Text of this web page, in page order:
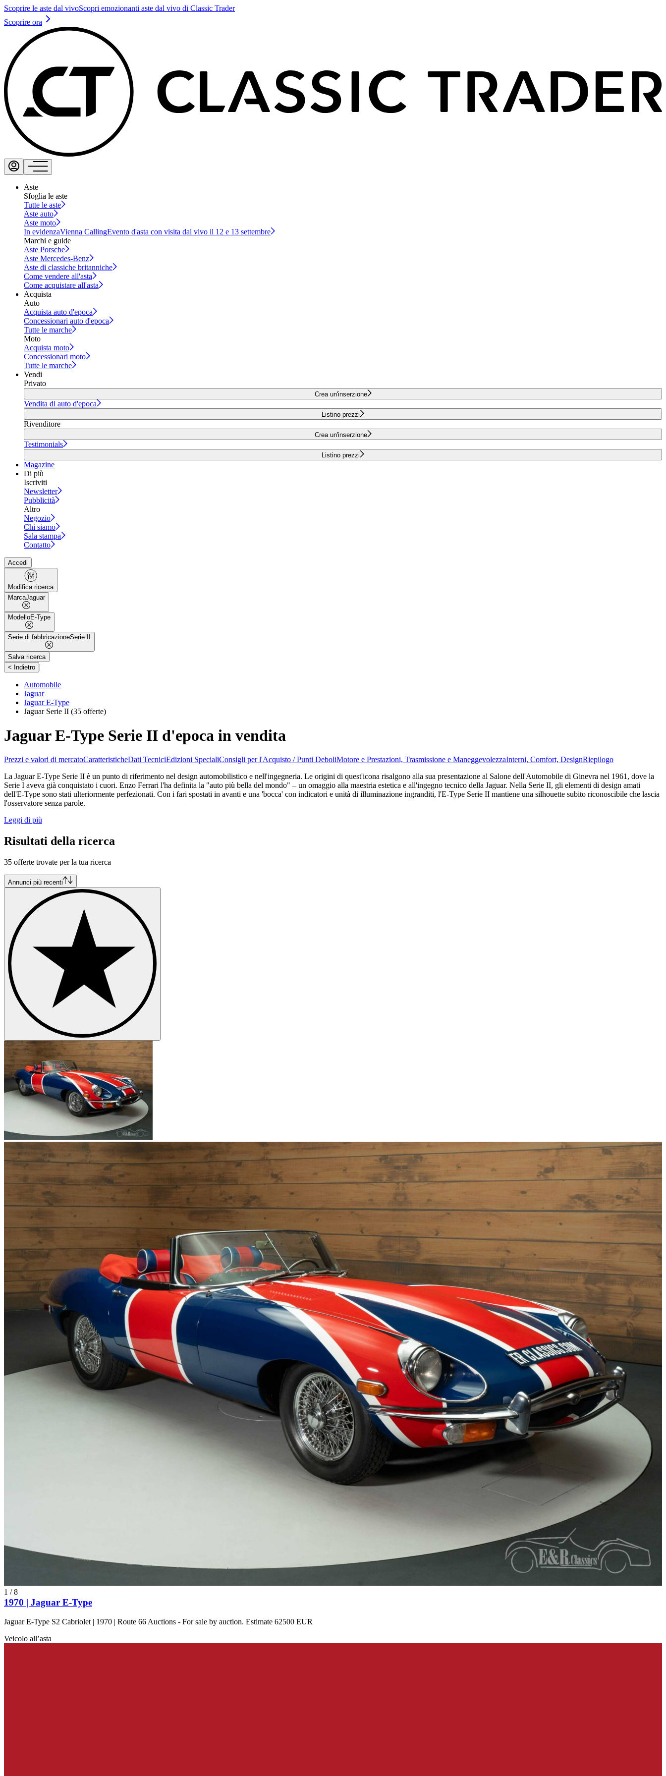
Scoprire le aste dal vivoScopri emozionanti aste dal vivo di Classic Trader
Scoprire ora
Aste
Sfoglia le aste
Tutte le aste
Aste auto
Aste moto
In evidenzaVienna CallingEvento d'asta con visita dal vivo il 12 e 13 settembre
Marchi e guide
Aste Porsche
Aste Mercedes-Benz
Aste di classiche britanniche
Come vendere all'asta
Come acquistare all'asta
Acquista
Auto
Acquista auto d'epoca
Concessionari auto d'epoca
Tutte le marche
Moto
Acquista moto
Concessionari moto
Tutte le marche
Vendi
Privato
Crea un'inserzione
Vendita di auto d'epoca
Listino prezzi
Rivenditore
Crea un'inserzione
Testimonials
Listino prezzi
Magazine
Di più
Iscriviti
Newsletter
Pubblicità
Altro
Negozio
Chi siamo
Sala stampa
Contatto
Accedi
Modifica ricerca
MarcaJaguar
ModelloE-Type
Serie di fabbricazioneSerie II
Salva ricerca
< Indietro |
Automobile
Jaguar
Jaguar E-Type
Jaguar Serie II (35 offerte)
Jaguar E-Type Serie II d'epoca in vendita
Prezzi e valori di mercatoCaratteristicheDati TecniciEdizioni SpecialiConsigli per l'Acquisto / Punti DeboliMotore e Prestazioni, Trasmissione e ManeggevolezzaInterni, Comfort, DesignRiepilogo
La Jaguar E-Type Serie II è un punto di riferimento nel design automobilistico e nell'ingegneria. Le origini di quest'icona risalgono alla sua presentazione al Salone dell'Automobile di Ginevra nel 1961, dove la
Serie I aveva già conquistato i cuori. Enzo Ferrari l'ha definita la "auto più bella del mondo" – un omaggio alla maestria estetica e all'ingegno tecnico della Jaguar. Nella Serie II, gli elementi di design amati
dell'E-Type sono stati ulteriormente perfezionati. Con i fari spostati in avanti e una 'bocca' con indicatori e unità di illuminazione ingranditi, l'E-Type Serie II mantiene una silhouette subito riconoscibile che lascia
l'osservatore senza parole.
Leggi di più
Risultati della ricerca
35 offerte trovate per la tua ricerca
Annunci più recenti
1 /8
1970 | Jaguar E-Type
Jaguar E-Type S2 Cabriolet | 1970 | Route 66 Auctions - For sale by auction. Estimate 62500 EUR
Veicolo all’asta